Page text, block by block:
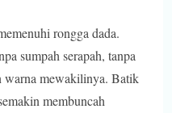
rongga dada.
sumpah serapah, tanpa
warna mewakilinya. Batik
membuncah